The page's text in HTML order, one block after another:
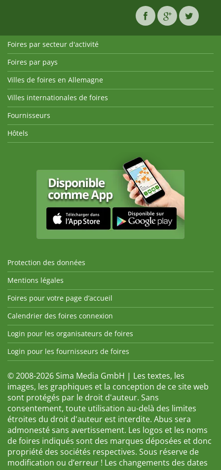
Foires par secteur d'activité
Foires par pays
Villes de foires en Allemagne
Villes internationales de foires
Fournisseurs
Hôtels
Protection des données
Mentions légales
Foires pour votre page d’accueil
Calendrier des foires connexion
Login pour les organisateurs de foires
Login pour les fournisseurs de foires
© 2008-2026 Sima Media GmbH | Les textes, les
images, les graphiques et la conception de ce site web
sont protégés par le droit d'auteur. Sans
consentement, toute utilisation au-delà des limites
étroites du droit d'auteur est interdite. Abus sera
admonesté sans avertissement. Les logos et les noms
de foires indiqués sont des marques déposées et donc
propriété des sociétés respectives. Sous réserve de
modification ou d’erreur ! Les changements des dates